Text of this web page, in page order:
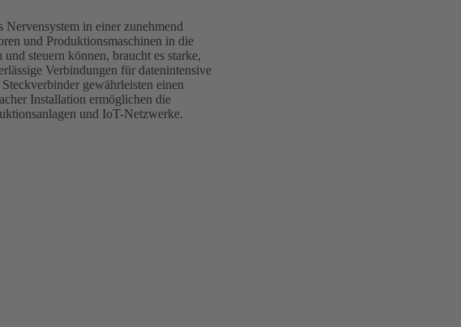
in einer zunehmend
und Produktionsmaschinen in die
steuern können, braucht es starke,
Verbindungen für datenintensive
gewährleisten einen
Installation ermöglichen die
und IoT-Netzwerke.